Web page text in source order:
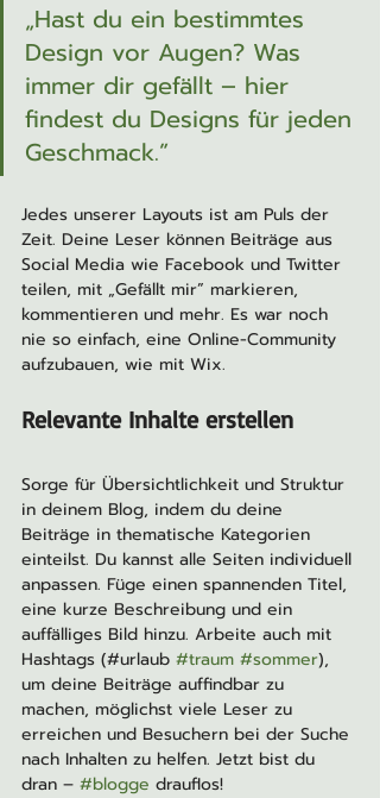
„Hast du ein bestimmtes
Design vor Augen? Was
immer dir gefällt – hier
findest du Designs für jeden
Geschmack.”
Jedes unserer Layouts ist am Puls der
Zeit. Deine Leser können Beiträge aus
Social Media wie Facebook und Twitter
teilen, mit „Gefällt mir” markieren,
kommentieren und mehr. Es war noch
nie so einfach, eine Online-Community
aufzubauen, wie mit Wix.
Relevante Inhalte erstellen
Sorge für Übersichtlichkeit und Struktur
in deinem Blog, indem du deine
Beiträge in thematische Kategorien
einteilst. Du kannst alle Seiten individuell
anpassen. Füge einen spannenden Titel,
eine kurze Beschreibung und ein
auffälliges Bild hinzu. Arbeite auch mit
Hashtags (#urlaub #traum #sommer),
um deine Beiträge auffindbar zu
machen, möglichst viele Leser zu
erreichen und Besuchern bei der Suche
nach Inhalten zu helfen. Jetzt bist du
dran – #blogge drauflos!